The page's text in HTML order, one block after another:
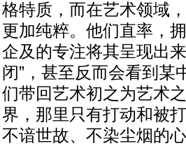
格特质，而在艺术领域
更加纯粹。他们直率，
企及的专注将其呈现出
闭”，甚至反而会看到某
们带回艺术初之为艺术
界，那里只有打动和被
不谙世故、不染尘烟的